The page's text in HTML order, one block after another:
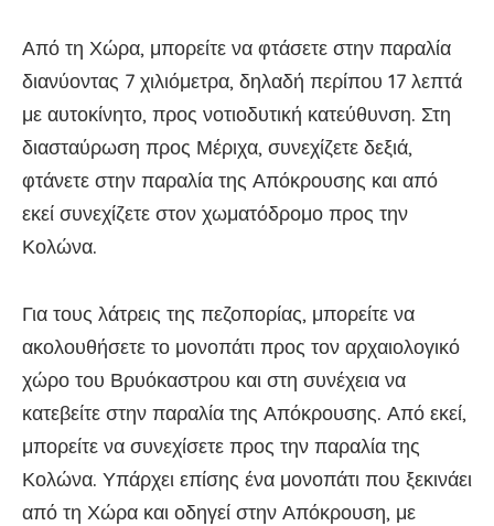
Από τη Χώρα, μπορείτε να φτάσετε στην παραλία
διανύοντας 7 χιλιόμετρα, δηλαδή περίπου 17 λεπτά
με αυτοκίνητο, προς νοτιοδυτική κατεύθυνση. Στη
διασταύρωση προς Μέριχα, συνεχίζετε δεξιά,
φτάνετε στην παραλία της Απόκρουσης και από
εκεί συνεχίζετε στον χωματόδρομο προς την
Κολώνα.
Για τους λάτρεις της πεζοπορίας, μπορείτε να
ακολουθήσετε το μονοπάτι προς τον αρχαιολογικό
χώρο του Βρυόκαστρου και στη συνέχεια να
κατεβείτε στην παραλία της Απόκρουσης. Από εκεί,
μπορείτε να συνεχίσετε προς την παραλία της
Κολώνα. Υπάρχει επίσης ένα μονοπάτι που ξεκινάει
από τη Χώρα και οδηγεί στην Απόκρουση, με